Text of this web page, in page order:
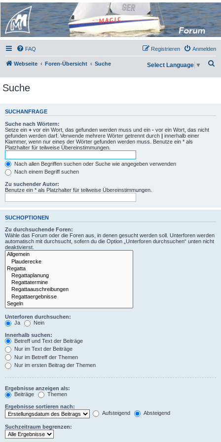
Micro Magic Forum
Deutschland
FAQ Anmelden
Registrieren
Webseite Foren-Übersicht Suche Select Language ▼
Suche
SUCHANFRAGE
Suche nach Wörtern:
Setze ein + vor ein Wort, das gefunden werden muss und ein - vor ein Wort, das nicht
gefunden werden darf. Verwende mehrere Wörter getrennt durch | innerhalb einer
Klammer, wenn nur eines der Wörter gefunden werden muss. Benutze ein * als
Platzhalter für teilweise Übereinstimmungen.
Nach allen Begriffen suchen oder Suche wie angegeben verwenden
Nach einem Begriff suchen
Zu suchender Autor:
Benutze ein * als Platzhalter für teilweise Übereinstimmungen.
SUCHOPTIONEN
Zu durchsuchende Foren:
Wähle das Forum oder die Foren aus, in denen gesucht werden soll. Unterforen werden
automatisch mit durchsucht, sofern du die Option „Unterforen durchsuchen“ unten nicht
deaktivierst.
Unterforen durchsuchen:
Ja
Nein
Innerhalb suchen:
Betreff und Text der Beiträge
Nur im Text der Beiträge
Nur im Betreff der Themen
Nur im ersten Beitrag der Themen
Ergebnisse anzeigen als:
Beiträge
Themen
Ergebnisse sortieren nach:
Aufsteigend
Absteigend
Suchzeitraum begrenzen: